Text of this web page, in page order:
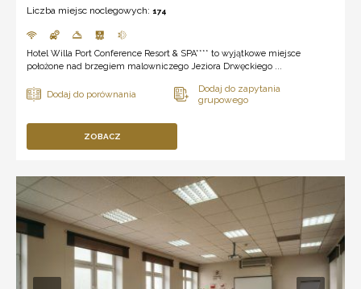
Liczba miejsc noclegowych: 174
Hotel Willa Port Conference Resort & SPA**** to wyjątkowe miejsce
położone nad brzegiem malowniczego Jeziora Drwęckiego ...
ZOBACZ